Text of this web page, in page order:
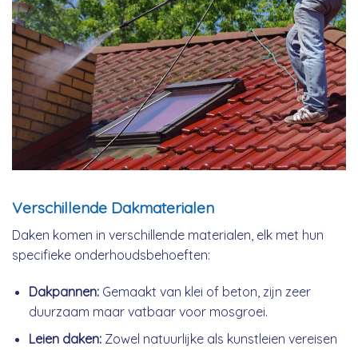
Verschillende Dakmaterialen
Daken komen in verschillende materialen, elk met hun
specifieke onderhoudsbehoeften:
Dakpannen:Gemaakt van klei of beton, zijn zeer
duurzaam maar vatbaar voor mosgroei.
Leien daken:Zowel natuurlijke als kunstleien vereisen